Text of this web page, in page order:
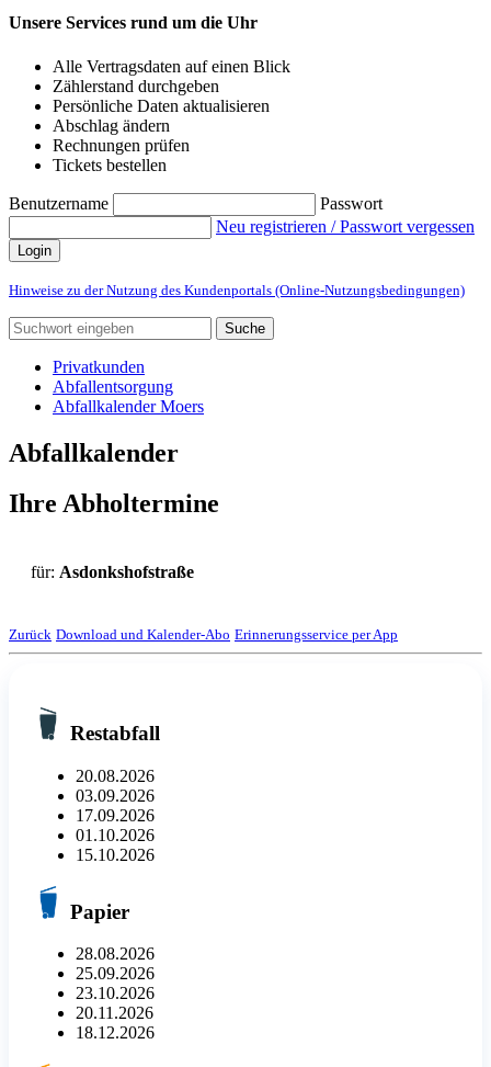
Unsere Services rund um die Uhr
Alle Vertragsdaten auf einen Blick
Zählerstand durchgeben
Persönliche Daten aktualisieren
Abschlag ändern
Rechnungen prüfen
Tickets bestellen
Benutzername
Passwort
Neu registrieren / Passwort vergessen
Login
Hinweise zu der Nutzung des Kundenportals (Online-Nutzungsbedingungen)
Suche
Privatkunden
Abfallentsorgung
Abfallkalender Moers
Abfallkalender
Ihre Abholtermine
für: Asdonkshofstraße
Zurück Download und Kalender-Abo Erinnerungsservice per App
Restabfall
20.08.2026
03.09.2026
17.09.2026
01.10.2026
15.10.2026
Papier
28.08.2026
25.09.2026
23.10.2026
20.11.2026
18.12.2026